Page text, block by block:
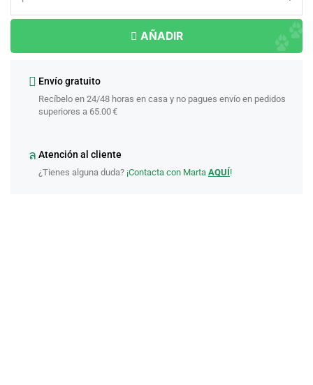
AÑADIR
Envío gratuito
Recíbelo en 24/48 horas en casa y no pagues envío en pedidos
superiores a 65.00 €
Atención al cliente
¿Tienes alguna duda? ¡Contacta con Marta AQUÍ!